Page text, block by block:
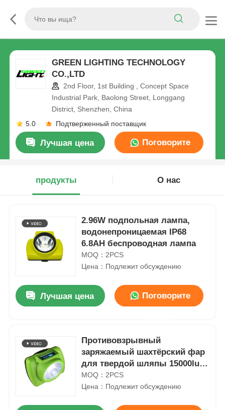
GREEN LIGHTING TECHNOLOGY
CO.,LTD
2nd Floor, 1st Building , Concept Space
Industrial Park, Baolong Street, Longgang
District, Shenzhen, China
5.0
Подтверженный поставщик
Лучшая цена Поговорите
продукты
О нас
2.96W подпольная лампа,
водонепроницаемая IP68
6.8AH беспроводная лампа
MOQ：2PCS
Цена：Подлежит обсуждению
Лучшая цена Поговорите
Противовзрывный
заряжаемый шахтёрский фар
для твердой шляпы 15000lux
беспроводной
MOQ：2PCS
Цена：Подлежит обсуждению